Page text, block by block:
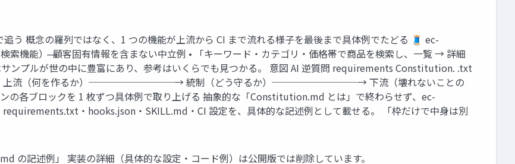
う 概念の羅列ではなく、1 つの機能が上流から CI まで流れる様⼦を最後まで具体例でたどる 🧵 ec-
機能） ̶ 顧客固有情報を含まない中⽴例 • 「キーワード・カテゴリ・価格帯で商品を検索し、⼀覧 → 詳細
ンプルが世の中に豊富にあり、参考はいくらでも⾒つかる。 意図 AI 逆質問 requirements Constitution. .txt
ト 上流（何を作るか）─────────→ 統制（どう守るか）─────────→ 下流（壊れないことの
の各ブロックを 1 枚ずつ具体例で取り上げる 抽象的な「Constitution.md とは」で終わらせず、ec-
・hooks.json・SKILL.md・CI 設定を、具体的な記述例として載せる。 「枠だけで中⾝は別
の記述例」 実装の詳細（具体的な設定・コード例）は公開版では削除しています。